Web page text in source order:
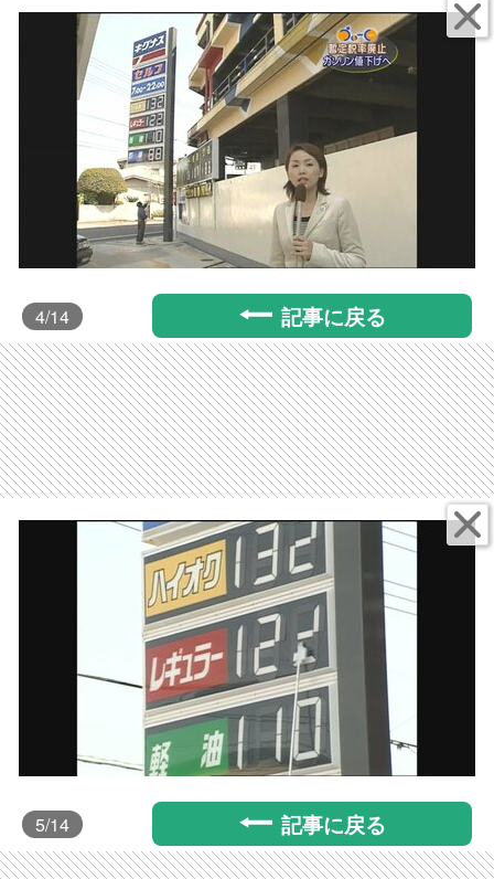
4/14 記事に戻る
5/14 記事に戻る